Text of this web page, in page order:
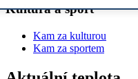
Kultura a sport
Kam za kulturou
Kam za sportem